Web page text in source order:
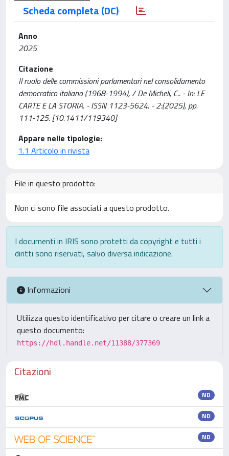
Scheda completa (DC)
Anno
2025
Citazione
Il ruolo delle commissioni parlamentari nel consolidamento
democratico italiano (1968-1994), / De Micheli, C.. - In: LE
CARTE E LA STORIA. - ISSN 1123-5624. - 2:(2025), pp.
111-125. [10.1411/119340]
Appare nelle tipologie:
1.1 Articolo in rivista
File in questo prodotto:
Non ci sono file associati a questo prodotto.
I documenti in IRIS sono protetti da copyright e tutti i
diritti sono riservati, salvo diversa indicazione.
Informazioni
Utilizza questo identificativo per citare o creare un link a
questo documento:
https://hdl.handle.net/11388/377369
Citazioni
ND
ND
ND